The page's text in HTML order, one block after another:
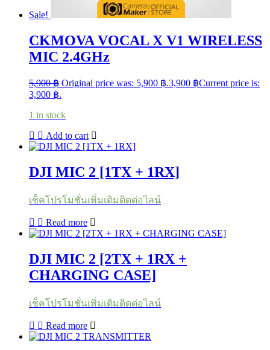
Sale!
CKMOVA VOCAL X V1 WIRELESS
MIC 2.4GHz
5,900฿ Original price was: 5,900 ฿.3,900 ฿Current price is:
3,900 ฿.
1 in stock
Add to cart
DJI MIC 2 [1TX + 1RX]
เช็คโปรโมชั่นเพิ่มเติมติดต่อไลน์
Read more
DJI MIC 2 [2TX + 1RX +
CHARGING CASE]
เช็คโปรโมชั่นเพิ่มเติมติดต่อไลน์
Read more